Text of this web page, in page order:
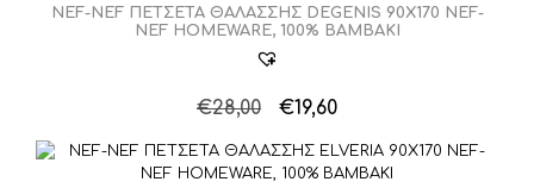
NEF-NEF ΠΕΤΣΕΤΑ ΘΑΛΑΣΣΗΣ DEGENIS 90X170 NEF-
NEF HOMEWARE, 100% BAMBAKI
€28,00
Original
was:
€19,60Η
τιμή
το
προϊόν